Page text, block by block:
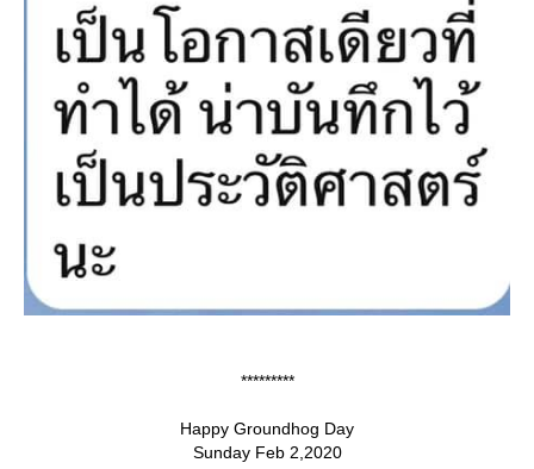
*********
Happy Groundhog Day
Sunday Feb 2,2020